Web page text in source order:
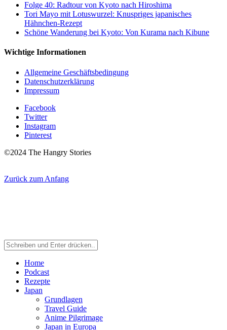
Folge 40: Radtour von Kyoto nach Hiroshima
Tori Mayo mit Lotuswurzel: Knuspriges japanisches
Hähnchen-Rezept
Schöne Wanderung bei Kyoto: Von Kurama nach Kibune
Wichtige Informationen
Allgemeine Geschäftsbedingung
Datenschutzerklärung
Impressum
Facebook
Twitter
Instagram
Pinterest
©2024 The Hangry Stories
Zurück zum Anfang
Home
Podcast
Rezepte
Japan
Grundlagen
Travel Guide
Anime Pilgrimage
Japan in Europa